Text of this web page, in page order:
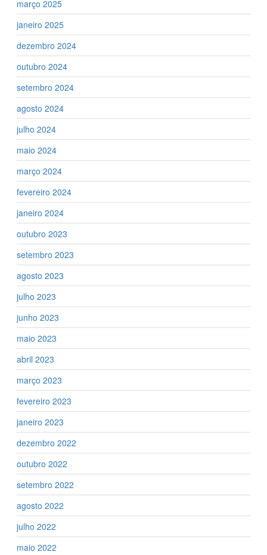
março 2025
janeiro 2025
dezembro 2024
outubro 2024
setembro 2024
agosto 2024
julho 2024
maio 2024
março 2024
fevereiro 2024
janeiro 2024
outubro 2023
setembro 2023
agosto 2023
julho 2023
junho 2023
maio 2023
abril 2023
março 2023
fevereiro 2023
janeiro 2023
dezembro 2022
outubro 2022
setembro 2022
agosto 2022
julho 2022
maio 2022